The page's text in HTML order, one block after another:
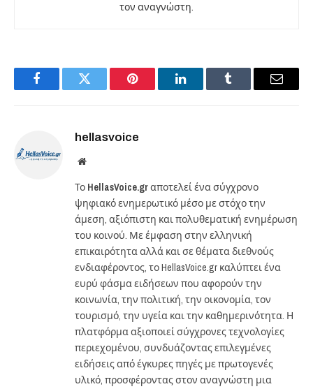
τον αναγνώστη.
FacebookTwitter Pinterest LinkedInTumblr Email
hellasvoice
Website
Το HellasVoice.grαποτελεί ένα σύγχρονο
ψηφιακό ενημερωτικό μέσο με στόχο την
άμεση, αξιόπιστη και πολυθεματική ενημέρωση
του κοινού. Με έμφαση στην ελληνική
επικαιρότητα αλλά και σε θέματα διεθνούς
ενδιαφέροντος, το HellasVoice.gr καλύπτει ένα
ευρύ φάσμα ειδήσεων που αφορούν την
κοινωνία, την πολιτική, την οικονομία, τον
τουρισμό, την υγεία και την καθημερινότητα. Η
πλατφόρμα αξιοποιεί σύγχρονες τεχνολογίες
περιεχομένου, συνδυάζοντας επιλεγμένες
ειδήσεις από έγκυρες πηγές με πρωτογενές
υλικό, προσφέροντας στον αναγνώστη μια